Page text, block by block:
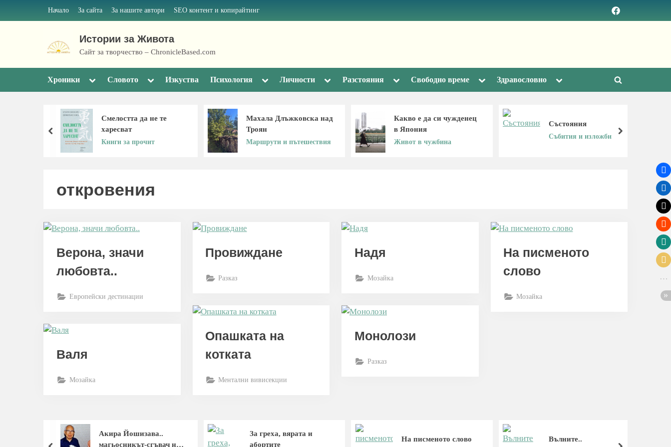
Начало За сайта За нашите автори SEO контент и копирайтинг
Facebook
page
Истории за Живота
Сайт за творчество – ChronicleBased.com
Хроники
ToggleСловото
ToggleИзкуства Психология
ToggleЛичности
ToggleРазстояния
ToggleСвободно време
ToggleЗдравословно
Toggle
Toggle
Смелостта да не те
харесват
Книги за прочит
Махала Длъжковска над
Троян
Маршрути и пътешествия
Какво е да си чужденец
в Япония
Живот в чужбина
Състояния
Събития и изложби
prev next
откровения
Верона, значи
любовта..
Европейски дестинации
Провиждане
Разказ
Надя
Мозайка
На писменото
слово
Мозайка
Опашката на
котката
Ментални вивисекции
Монолози
Разказ
Валя
Мозайка
Акира Йошизава..
магьосникът-сгъвач на
За греха, вярата и
абортите
На писменото слово Вълните..